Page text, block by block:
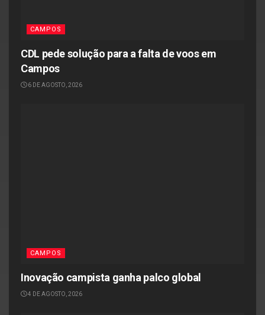
CAMPOS
CDL pede solução para a falta de voos em
Campos
6 DE AGOSTO, 2026
CAMPOS
Inovação campista ganha palco global
4 DE AGOSTO, 2026